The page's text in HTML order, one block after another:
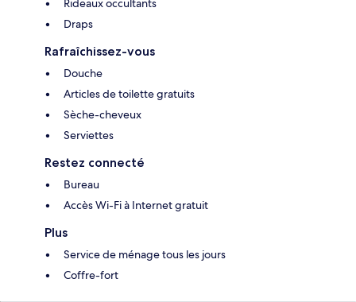
Rideaux occultants
Draps
Rafraîchissez-vous
Douche
Articles de toilette gratuits
Sèche-cheveux
Serviettes
Restez connecté
Bureau
Accès Wi-Fi à Internet gratuit
Plus
Service de ménage tous les jours
Coffre-fort